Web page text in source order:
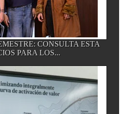
CONSULTA ESTA
PARA LOS...